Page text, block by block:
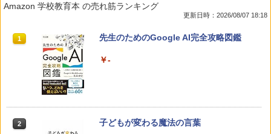
Amazon 学校教育本 の売れ筋ランキング
更新日時：2026/08/07 18:18
1 先生のためのGoogle AI完全攻略図鑑
￥-
2 子どもが変わる魔法の言葉